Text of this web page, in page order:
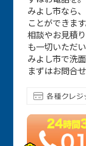
みよし市なら
ことができます
相談やお見積
も一切いただ
みよし市で洗
まずはお問合